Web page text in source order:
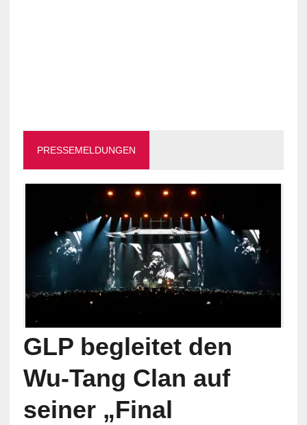
PRESSEMELDUNGEN
GLP begleitet den
Wu-Tang Clan auf
seiner „Final